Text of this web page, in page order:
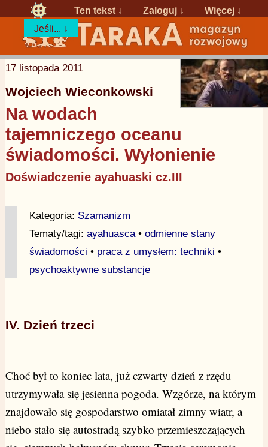
Ten tekst ↓ Zaloguj ↓
Więcej ↓
Jeśli... ↓
17 listopada 2011
Wojciech Wieconkowski
Na wodach
tajemniczego oceanu
świadomości. Wyłonienie
Doświadczenie ayahuaski cz.III
Kategoria: Szamanizm
Tematy/tagi: ayahuasca• odmienne stany
świadomości • praca z umysłem: techniki •
psychoaktywne substancje
IV. Dzień trzeci
Choć był to koniec lata, już czwarty dzień z rzędu
utrzymywała się jesienna pogoda. Wzgórze, na którym
znajdowało się gospodarstwo omiatał zimny wiatr, a
niebo stało się autostradą szybko przemieszczających